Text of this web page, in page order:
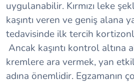
uygulanabilir. Kırmızı leke
kaşıntı veren ve geniş alana
tedavisinde ilk tercih
Ancak kaşıntı kontrol altına
kremlere ara vermek, yan
adına önemlidir. Egzamanın